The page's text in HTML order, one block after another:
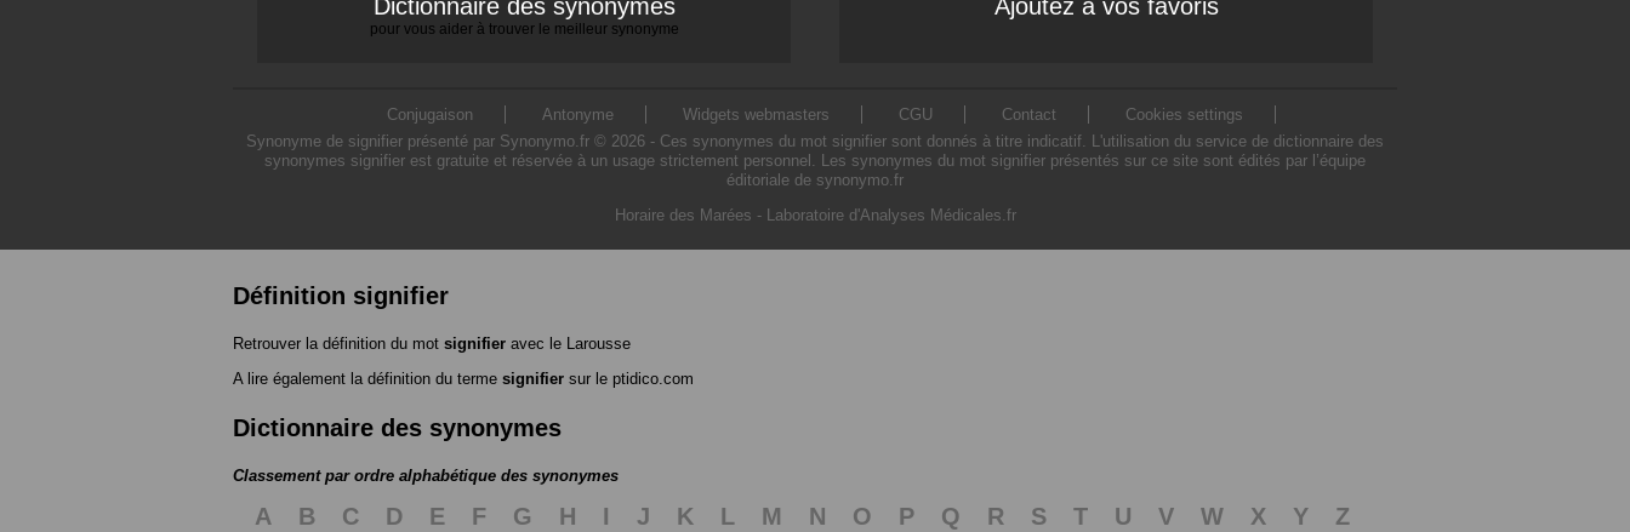
Dictionnaire des synonymes
pour vous aider à trouver le meilleur synonyme
Ajoutez à vos favoris
Conjugaison Antonyme Widgets webmasters CGU Contact
Cookies settings
Synonyme de signifier présenté par Synonymo.fr © 2026 - Ces synonymes du mot signifier sont donnés à titre indicatif. L'utilisation du service de dictionnaire des
synonymes signifier est gratuite et réservée à un usage strictement personnel. Les synonymes du mot signifier présentés sur ce site sont édités par l’équipe
éditoriale de synonymo.fr
Horaire des Marées - Laboratoire d'Analyses Médicales.fr
Définition signifier
Retrouver la définition du mot signifier avec le Larousse
A lire également la définition du terme signifier sur le ptidico.com
Dictionnaire des synonymes
Classement par ordre alphabétique des synonymes
A B C D E F G H I J K L M N O P Q R S T U V W X Y
Z